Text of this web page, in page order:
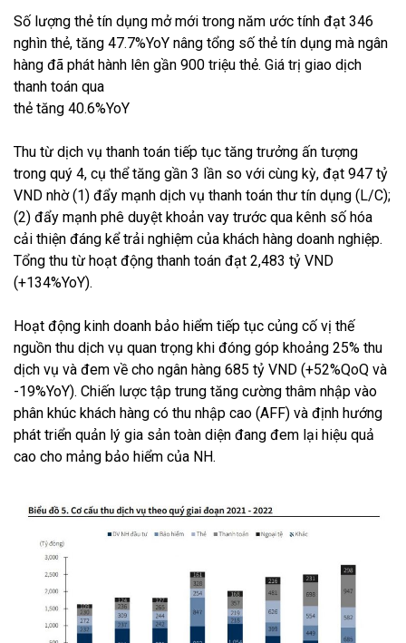
Số lượng thẻ tín dụng mở mới trong năm ước tính đạt 346
nghìn thẻ, tăng 47.7%YoY nâng tổng số thẻ tín dụng mà ngân
hàng đã phát hành lên gần 900 triệu thẻ. Giá trị giao dịch
thanh toán qua
thẻ tăng 40.6%YoY
Thu từ dịch vụ thanh toán tiếp tục tăng trưởng ấn tượng
trong quý 4, cụ thể tăng gần 3 lần so với cùng kỳ, đạt 947 tỷ
VND nhờ (1) đẩy mạnh dịch vụ thanh toán thư tín dụng (L/C);
(2) đẩy mạnh phê duyệt khoản vay trước qua kênh số hóa
cải thiện đáng kể trải nghiệm của khách hàng doanh nghiệp.
Tổng thu từ hoạt động thanh toán đạt 2,483 tỷ VND
(+134%YoY).
Hoạt động kinh doanh bảo hiểm tiếp tục củng cố vị thế
nguồn thu dịch vụ quan trọng khi đóng góp khoảng 25% thu
dịch vụ và đem về cho ngân hàng 685 tỷ VND (+52%QoQ và
-19%YoY). Chiến lược tập trung tăng cường thâm nhập vào
phân khúc khách hàng có thu nhập cao (AFF) và định hướng
phát triển quản lý gia sản toàn diện đang đem lại hiệu quả
cao cho mảng bảo hiểm của NH.